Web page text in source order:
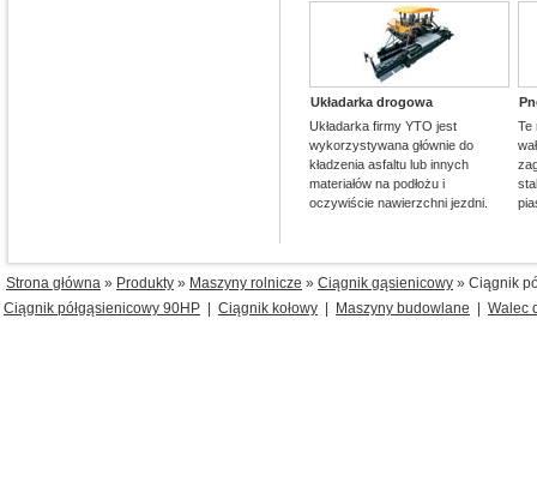
Układarka drogowa
Układarka firmy YTO jest
wykorzystywana głównie do
kładzenia asfaltu lub innych
materiałów na podłożu i
oczywiście nawierzchni jezdni.
Te
Strona główna » Produkty » Maszyny rolnicze » Ciągnik gąsienicowy » Ciągnik
Ciągnik półgąsienicowy 90HP
Ciągnik kołowy Maszyny budowlane Walec